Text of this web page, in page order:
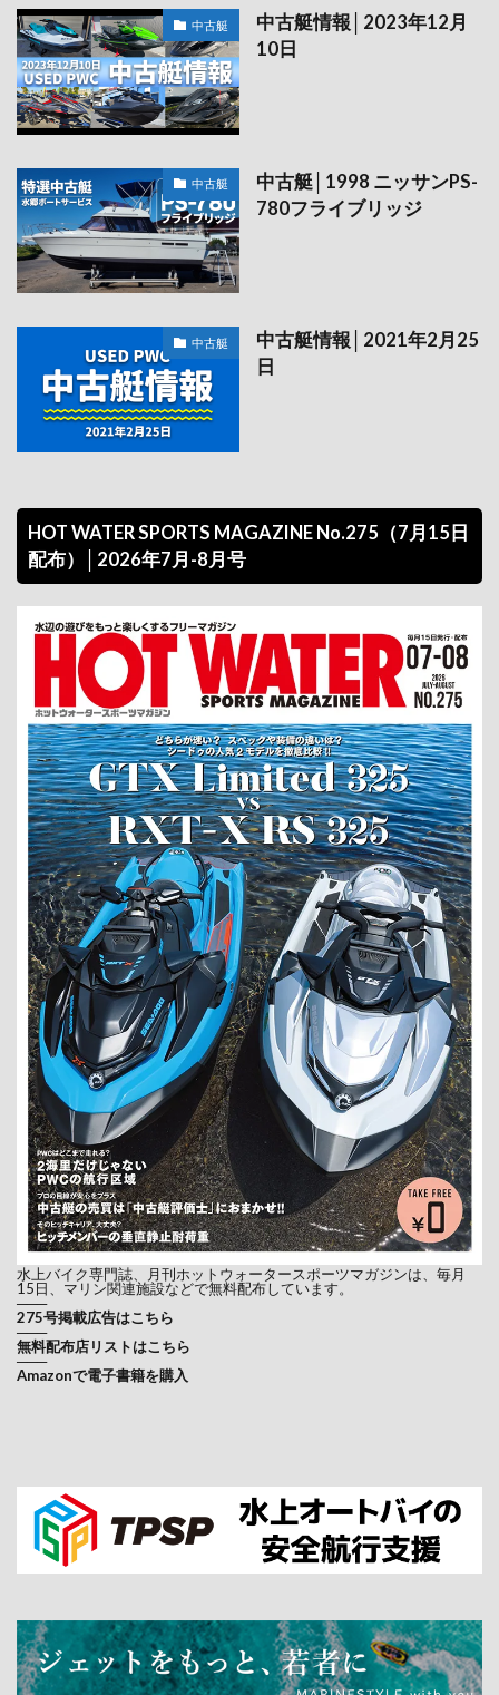
中古艇
中古艇情報│2023年12月
10日
中古艇
中古艇│1998 ニッサンPS-
780フライブリッジ
中古艇
中古艇情報│2021年2月25
日
HOT WATER SPORTS MAGAZINE No.275（7月15日
配布）│2026年7月-8月号
水上バイク専門誌、月刊ホットウォータースポーツマガジンは、毎月
15日、マリン関連施設などで無料配布しています。
───
275号掲載広告はこちら
───
無料配布店リストはこちら
───
Amazonで電子書籍を購入